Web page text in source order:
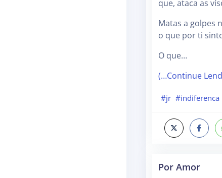
que, ataca as
Matas a golpes
o que por ti
O que…
(…Continue
#jr #indiferenca
Por Amor